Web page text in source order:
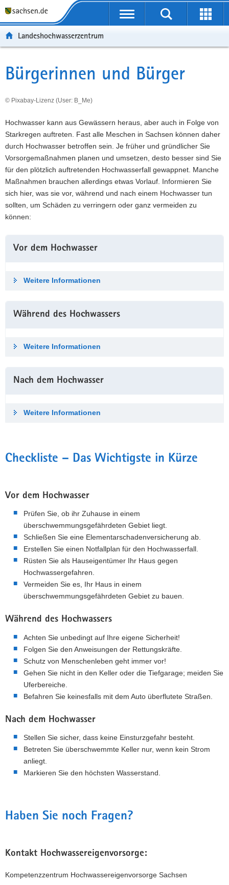
t
ü
e
g
r
e
i
f
e
n
d
e
t
n
v
g
a
t
i
o
n
p
n
a
t
t
-
e
e
i
c
h
Landeshochwasserzentrum
Hauptinhalt
Bürgerinnen und Bürger
© Pixabay-Lizenz (User: B_Me)
Hochwasser kann aus Gewässern heraus, aber auch in Folge von
Starkregen auftreten. Fast alle Meschen in Sachsen können daher
durch Hochwasser betroffen sein. Je früher und gründlicher Sie
Vorsorgemaßnahmen planen und umsetzen, desto besser sind Sie
für den plötzlich auftretenden Hochwasserfall gewappnet. Manche
Maßnahmen brauchen allerdings etwas Vorlauf. Informieren Sie
sich hier, was sie vor, während und nach einem Hochwasser tun
sollten, um Schäden zu verringern oder ganz vermeiden zu
können:
Vor dem Hochwasser
Weitere Informationen
Während des Hoch­wassers
Weitere Informationen
Nach dem Hochwasser
Weitere Informationen
Checkliste – Das Wichtigste in Kürze
Vor dem Hochwasser
Prüfen Sie, ob ihr Zuhause in einem
überschwemmungsgefährdeten Gebiet liegt.
Schließen Sie eine Elementarschadenversicherung ab.
Erstellen Sie einen Notfallplan für den Hochwasserfall.
Rüsten Sie als Hauseigentümer Ihr Haus gegen
Hochwassergefahren.
Vermeiden Sie es, Ihr Haus in einem
überschwemmungsgefährdeten Gebiet zu bauen.
Während des Hochwassers
Achten Sie unbedingt auf Ihre eigene Sicherheit!
Folgen Sie den Anweisungen der Rettungskräfte.
Schutz von Menschenleben geht immer vor!
Gehen Sie nicht in den Keller oder die Tiefgarage; meiden Sie
Uferbereiche.
Befahren Sie keinesfalls mit dem Auto überflutete Straßen.
Nach dem Hochwasser
Stellen Sie sicher, dass keine Einsturzgefahr besteht.
Betreten Sie überschwemmte Keller nur, wenn kein Strom
anliegt.
Markieren Sie den höchsten Wasserstand.
Haben Sie noch Fragen?
Kontakt Hochwassereigenvorsorge:
Kompetenzzentrum Hochwassereigenvorsorge Sachsen